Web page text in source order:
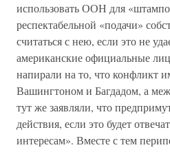
использовать ООН для
респектабельной «подачи»
считаться с нею, если это не
американские официальные
напирали на то, что конфликт
Вашингтоном и Багдадом, а
тут же заявляли, что
действия, если это будет
интересам». Вместе с тем